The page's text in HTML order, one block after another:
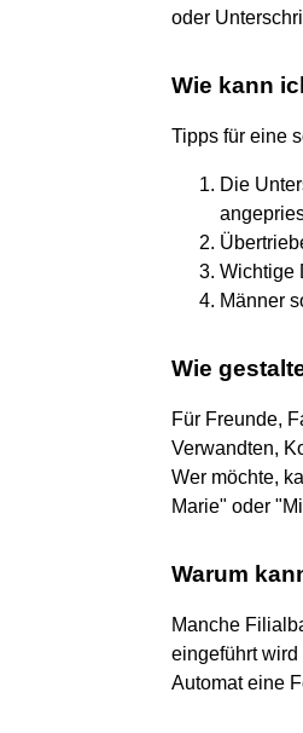
oder
Wie kann
Tipps für eine
Die
Wichtige
Männer
Wie
Für Freunde,
Verwandten,
Wer möchte,
Marie" oder
Warum
Manche
eingeführt
Automat eine